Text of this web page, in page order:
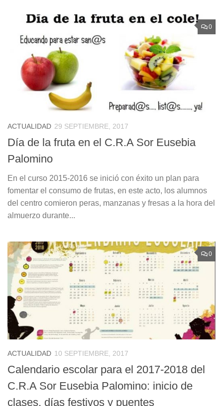
0
ACTUALIDAD 29 SEPTIEMBRE, 2017
Día de la fruta en el C.R.A Sor Eusebia
Palomino
En el curso 2015-2016 se inició con éxito un plan para
fomentar el consumo de frutas, en este acto, los alumnos
del centro comieron peras, manzanas y fresas a la hora del
almuerzo durante...
0
ACTUALIDAD 10 SEPTIEMBRE, 2017
Calendario escolar para el 2017-2018 del
C.R.A Sor Eusebia Palomino: inicio de
clases, días festivos y puentes